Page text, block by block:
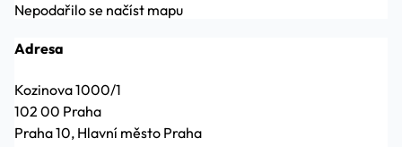
Nepodařilo se načíst mapu
Adresa
Kozinova 1000/1
102 00 Praha
Praha 10, Hlavní město Praha